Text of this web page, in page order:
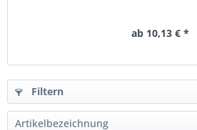
ab 10,13 € *
Filtern